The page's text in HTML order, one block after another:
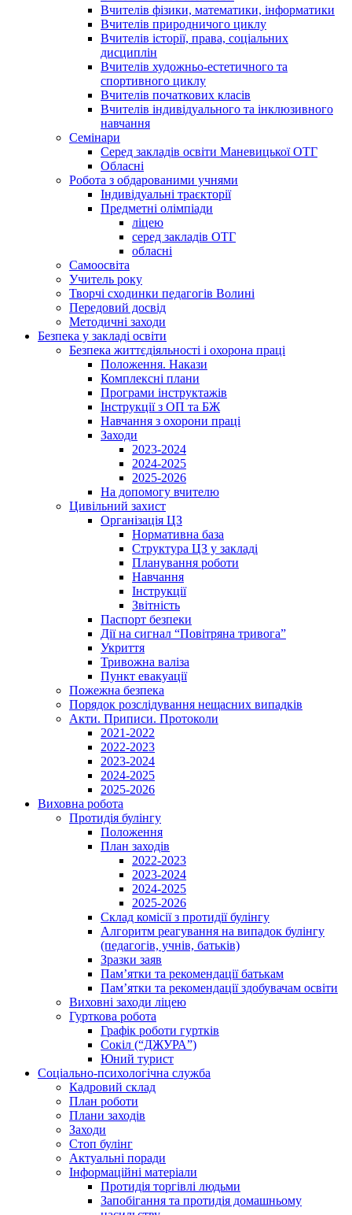
Вчителів фізики, математики, інформатики
Вчителів природничого циклу
Вчителів історії, права, соціальних
дисциплін
Вчителів художньо-естетичного та
спортивного циклу
Вчителів початкових класів
Вчителів індивідуального та інклюзивного
навчання
Семінари
Серед закладів освіти Маневицької ОТГ
Обласні
Робота з обдарованими учнями
Індивідуальні траєкторії
Предметні олімпіади
ліцею
серед закладів ОТГ
обласні
Самоосвіта
Учитель року
Творчі сходинки педагогів Волині
Передовий досвід
Методичні заходи
Безпека у закладі освіти
Безпека життєдіяльності і охорона праці
Положення. Накази
Комплексні плани
Програми інструктажів
Інструкції з ОП та БЖ
Навчання з охорони праці
Заходи
2023-2024
2024-2025
2025-2026
На допомогу вчителю
Цивільний захист
Організація ЦЗ
Нормативна база
Структура ЦЗ у закладі
Планування роботи
Навчання
Інструкції
Звітність
Паспорт безпеки
Дії на сигнал “Повітряна тривога”
Укриття
Тривожна валіза
Пункт евакуації
Пожежна безпека
Порядок розслідування нещасних випадків
Акти. Приписи. Протоколи
2021-2022
2022-2023
2023-2024
2024-2025
2025-2026
Виховна робота
Протидія булінгу
Положення
План заходів
2022-2023
2023-2024
2024-2025
2025-2026
Склад комісії з протидії булінгу
Алгоритм реагування на випадок булінгу
(педагогів, учнів, батьків)
Зразки заяв
Пам’ятки та рекомендації батькам
Пам’ятки та рекомендації здобувачам освіти
Виховні заходи ліцею
Гурткова робота
Графік роботи гуртків
Сокіл (“ДЖУРА”)
Юний турист
Соціально-психологічна служба
Кадровий склад
План роботи
Плани заходів
Заходи
Стоп булінг
Актуальні поради
Інформаційні матеріали
Протидія торгівлі людьми
Запобігання та протидія домашньому